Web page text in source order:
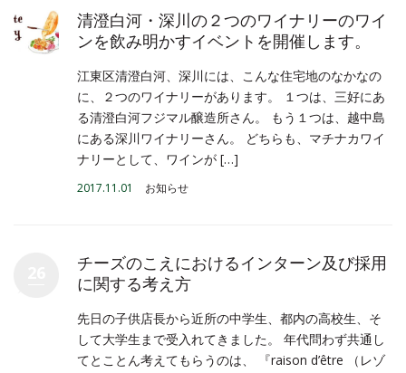
清澄白河・深川の２つのワイナリーのワイ
ンを飲み明かすイベントを開催します。
江東区清澄白河、深川には、こんな住宅地のなかなの
に、２つのワイナリーがあります。 １つは、三好にあ
る清澄白河フジマル醸造所さん。 もう１つは、越中島
にある深川ワイナリーさん。 どちらも、マチナカワイ
ナリーとして、ワインが […]
2017.11.01 お知らせ
チーズのこえにおけるインターン及び採用
に関する考え方
先日の子供店長から近所の中学生、都内の高校生、そ
して大学生まで受入れてきました。 年代問わず共通し
てとことん考えてもらうのは、 『raison d’être （レゾ